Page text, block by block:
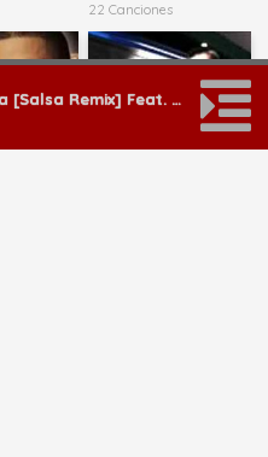
22 Canciones
Lo Mío No Pasa [Salsa Remix] Feat. Antonio Joel